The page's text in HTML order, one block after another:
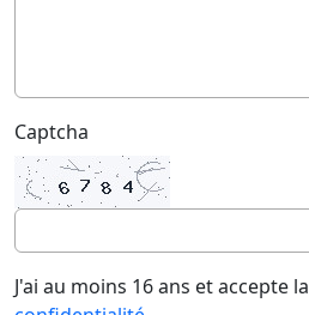
Captcha
J'ai au moins 16 ans et accepte la